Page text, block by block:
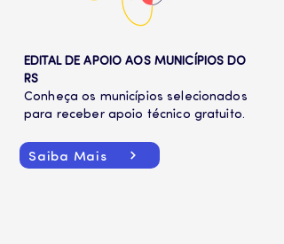
EDITAL DE APOIO AOS MUNICÍPIOS DO
RS
Conheça os municípios selecionados
para receber apoio técnico gratuito.
Saiba Mais